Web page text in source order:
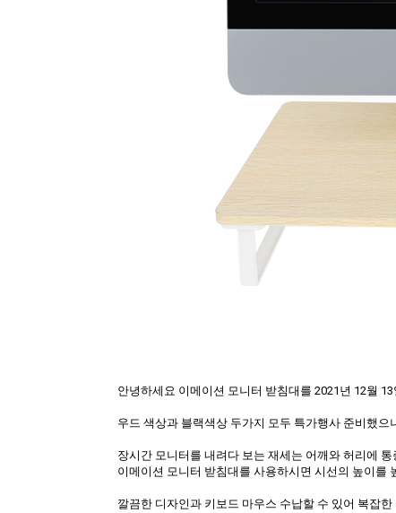
안녕하세요 이메이션 모니터 받침대를 2021년 12월
우드 색상과 블랙색상 두가지 모두 특가행사 준비했으
장시간 모니터를 내려다 보는 재세는 어깨와 허리에
이메이션 모니터 받침대를 사용하시면 시선의 높이를
깔끔한 디자인과 키보드 마우스 수납할 수 있어 복잡